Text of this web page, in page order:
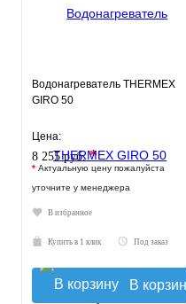
Водонагреватель THERMEX
GIRO 50
Цена:
8 255 руб.*
* Актуальную цену пожалуйста
уточните у менеджера
В избранное
Купить в 1 клик Под заказ
В